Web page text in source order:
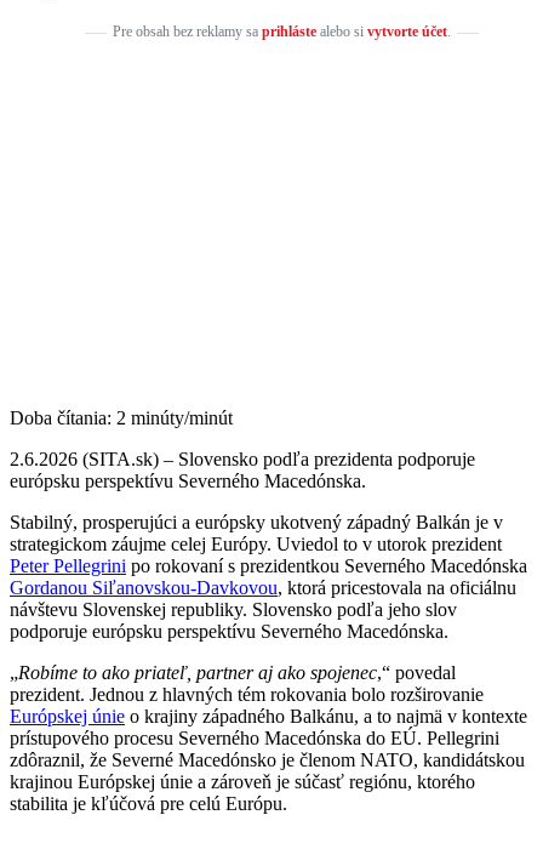
Pre obsah bez reklamy sa prihlástealebo si vytvorte účet.
Doba čítania: 2 minúty/minút
2.6.2026 (SITA.sk) – Slovensko podľa prezidenta podporuje
európsku perspektívu Severného Macedónska.
Stabilný, prosperujúci a európsky ukotvený západný Balkán je v
strategickom záujme celej Európy. Uviedol to v utorok prezident
Peter Pellegrini po rokovaní s prezidentkou Severného Macedónska
Gordanou Siľanovskou-Davkovou, ktorá pricestovala na oficiálnu
návštevu Slovenskej republiky. Slovensko podľa jeho slov
podporuje európsku perspektívu Severného Macedónska.
„Robíme to ako priateľ, partner aj ako spojenec,“ povedal
prezident. Jednou z hlavných tém rokovania bolo rozširovanie
Európskej únie o krajiny západného Balkánu, a to najmä v kontexte
prístupového procesu Severného Macedónska do EÚ. Pellegrini
zdôraznil, že Severné Macedónsko je členom NATO, kandidátskou
krajinou Európskej únie a zároveň je súčasť regiónu, ktorého
stabilita je kľúčová pre celú Európu.